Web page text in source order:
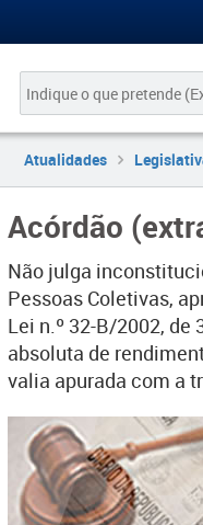
Atualidades
Acórdão
Não julga
Pessoas Coletivas,
Lei n.º 32-B/2002,
absoluta de
valia apurada com a